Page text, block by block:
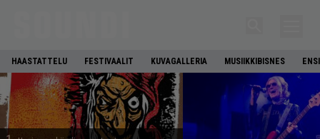
HAASTATTELU FESTIVAALIT KUVAGALLERIA MUSIIKKIBISNES